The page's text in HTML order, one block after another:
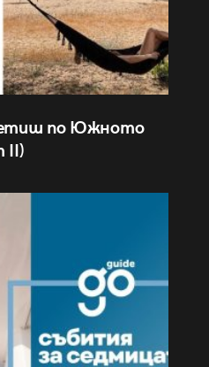
по Южното
II)